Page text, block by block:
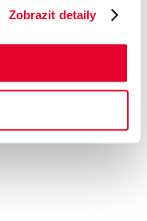
Zobrazit detaily